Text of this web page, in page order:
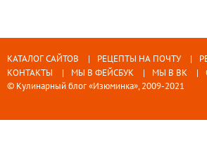
КАТАЛОГ САЙТОВ РЕЦЕПТЫ НА ПОЧТУ
КОНТАКТЫ
МЫ В ФЕЙСБУК МЫ В ВК
© Кулинарный блог «Изюминка», 2009-2021